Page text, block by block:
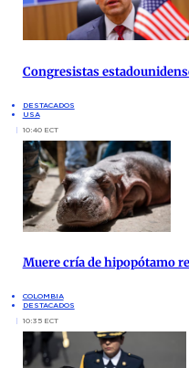
Congresistas
DESTACADOS
USA
10:40 ECT
Muere cría de hipopótamo
COLOMBIA
DESTACADOS
10:35 ECT